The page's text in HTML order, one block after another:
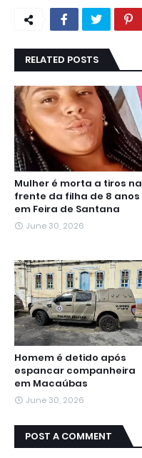
RELATED POSTS
Mulher é morta a tiros na
frente da filha de 8 anos
em Feira de Santana
June 30, 2026
Homem é detido após
espancar companheira
em Macaúbas
June 30, 2026
POST A COMMENT